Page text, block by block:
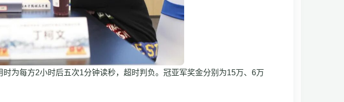
为每方2小时后五次1分钟读秒，超时判负。冠亚军奖金分别为15万、6万